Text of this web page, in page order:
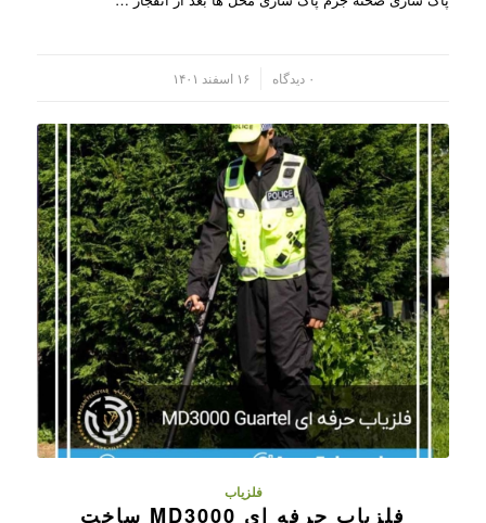
۰ دیدگاه ۱۶ اسفند ۱۴۰۱
فلزیاب
فلزیاب حرفه ای MD3000 ساخت